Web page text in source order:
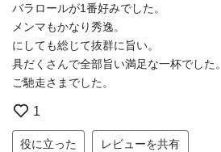
バラロールが1番好みでした。
メンマもかなり秀逸。
にしても総じて抜群に旨い。
具だくさんで全部旨い満足な一杯でした。
ご馳走さまでした。
1
役に立った レビューを共有